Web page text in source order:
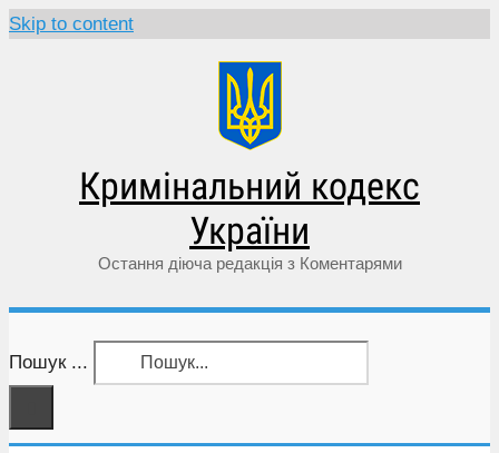
Skip to content
Кримінальний кодекс
України
Остання діюча редакція з Коментарями
Пошук ...